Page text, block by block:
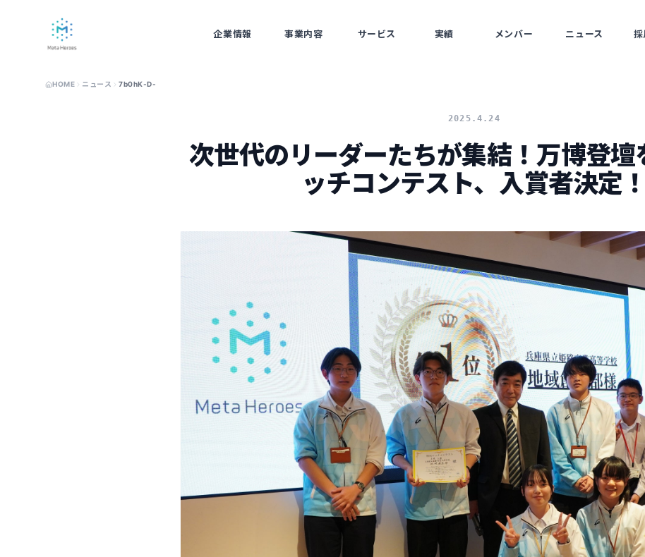
企業情報 事業内容 サービス 実績 メンバー ニュース 採
HOME ニュース 7b0hK-D-
2025.4.24
次世代のリーダーたちが集結！万博登壇
ッチコンテスト、入賞者決定！